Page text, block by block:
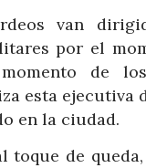
van
por el
de
esta ejecutiva
en la ciudad.
toque de